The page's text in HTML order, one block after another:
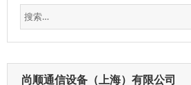
搜
索：
尚顺通信设备（上海）有限公司